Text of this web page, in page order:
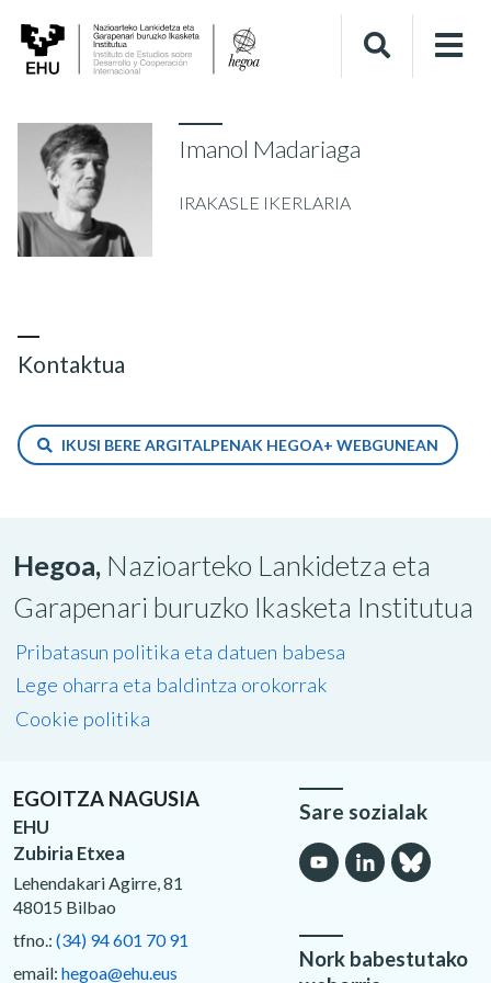
Imanol Madariaga
IRAKASLE IKERLARIA
Kontaktua
IKUSI BERE ARGITALPENAK HEGOA+ WEBGUNEAN
Hegoa, Nazioarteko Lankidetza eta
Garapenari buruzko Ikasketa Institutua
Pribatasun politika eta datuen babesa
Lege oharra eta baldintza orokorrak
Cookie politika
EGOITZA NAGUSIA
EHU
Zubiria Etxea
Lehendakari Agirre, 81
48015 Bilbao
tfno.: (34) 94 601 70 91
email: hegoa@ehu.eus
Sare sozialak
Nork babestutako